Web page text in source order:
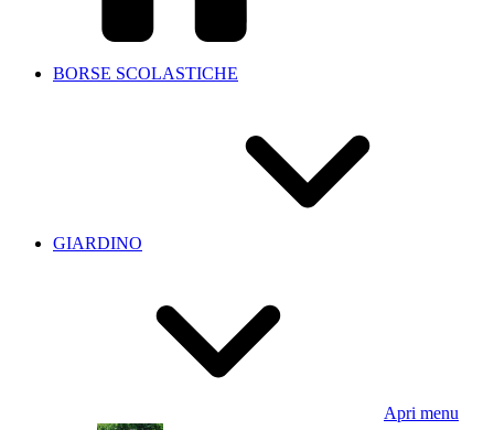
BORSE SCOLASTICHE
GIARDINO
Apri menu